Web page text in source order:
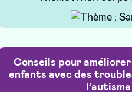
Conseils pour améliorer
enfants avec des
l’autisme